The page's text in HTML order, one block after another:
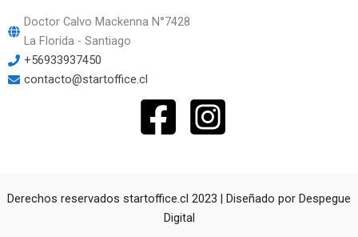
Doctor Calvo Mackenna N°7428
La Florida - Santiago
+56933937450
contacto@startoffice.cl
Derechos reservados startoffice.cl 2023 | Diseñado por Despegue
Digital